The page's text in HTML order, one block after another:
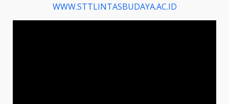
WWW.STTLINTASBUDAYA.AC.ID